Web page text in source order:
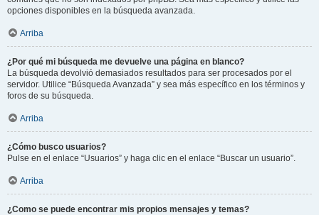
opciones disponibles en la búsqueda avanzada.
Arriba
¿Por qué mi búsqueda me devuelve una página en blanco?
La búsqueda devolvió demasiados resultados para ser procesados por el
servidor. Utilice “Búsqueda Avanzada” y sea más específico en los términos y
foros de su búsqueda.
Arriba
¿Cómo busco usuarios?
Pulse en el enlace “Usuarios” y haga clic en el enlace “Buscar un usuario”.
Arriba
¿Como se puede encontrar mis propios mensajes y temas?